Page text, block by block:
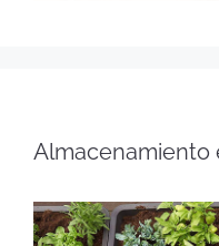
Almacenamiento